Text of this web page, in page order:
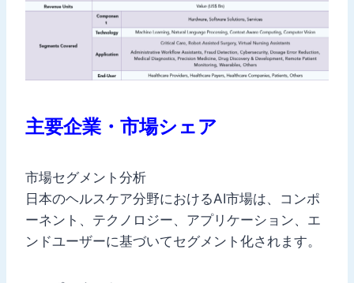
主要企業・市場シェア
市場セグメント分析
日本のヘルスケア分野におけるAI市場は、コンポ
ーネント、テクノロジー、アプリケーション、エ
ンドユーザーに基づいてセグメント化されます。